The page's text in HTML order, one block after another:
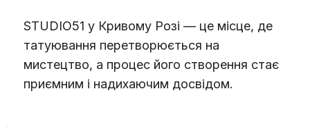
STUDIO51 у Кривому Розі — це місце, де
татуювання перетворюється на
мистецтво, а процес його створення стає
приємним і надихаючим досвідом.